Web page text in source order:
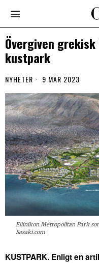
Övergiven
kustpark
NYHETER 9 MAR 2023
Ellinikon Metropolitan Park
Sasaki.com
KUSTPARK. Enligt en